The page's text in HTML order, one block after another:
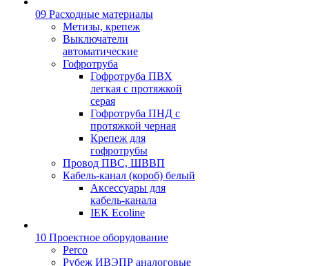
09 Расходные материалы
Метизы, крепеж
Выключатели
автоматические
Гофротруба
Гофротруба ПВХ
легкая с протяжкой
серая
Гофротруба ПНД с
протяжкой черная
Крепеж для
гофротрубы
Провод ПВС, ШВВП
Кабель-канал (короб) белый
Аксессуары для
кабель-канала
IEK Ecoline
10 Проектное оборудование
Perco
Рубеж ИВЭПР аналоговые